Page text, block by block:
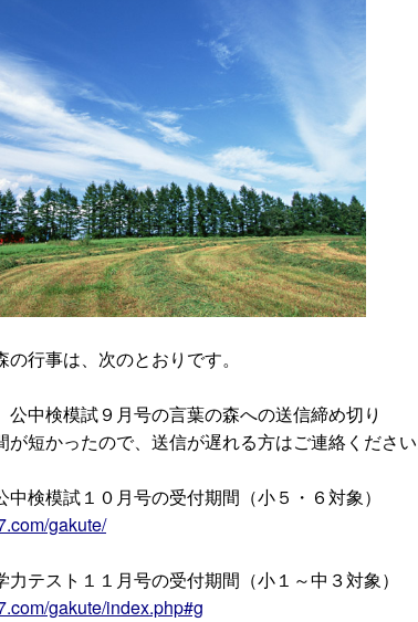
行事は、次のとおりです。
中検模試９月号の言葉の森への送信締め切り
かったので、送信が遅れる方はご連絡ください
中検模試１０月号の受付期間（小５・６対象）
gakute/
力テスト１１月号の受付期間（小１～中３対象）
gakute/index.php#g